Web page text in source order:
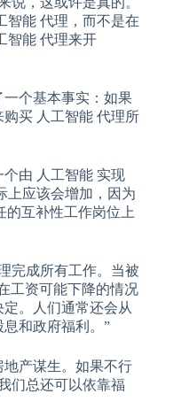
智能 代理，而不是在
智能 代理来开
个基本事实：如果
购买 人工智能 代理所
个由 人工智能 实现
上应该会增加，因为
的互补性工作岗位上
完成所有工作。当被
工资可能下降的情况
。人们通常还会从
和政府福利。”
产谋生。如果不行
们总还可以依靠福